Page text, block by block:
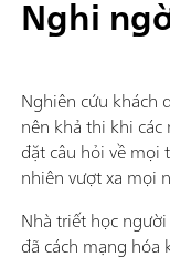
Nghi
Nghiên cứu khách
nên khả thi khi
đặt câu hỏi về mọi
nhiên vượt xa mọi
Nhà triết học
đã cách mạng